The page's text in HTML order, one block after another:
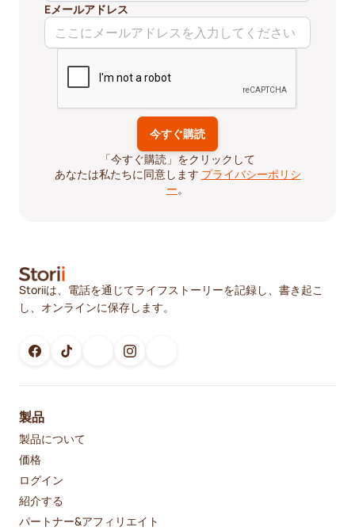
Eメールアドレス
「今すぐ購読」をクリックして
あなたは私たちに同意します プライバシーポリシ
ー。
Storiiは、電話を通じてライフストーリーを記録し、書き起こ
し、オンラインに保存します。
製品
製品について
価格
ログイン
紹介する
パートナー&アフィリエイト